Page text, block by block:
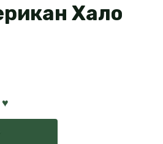
Хало